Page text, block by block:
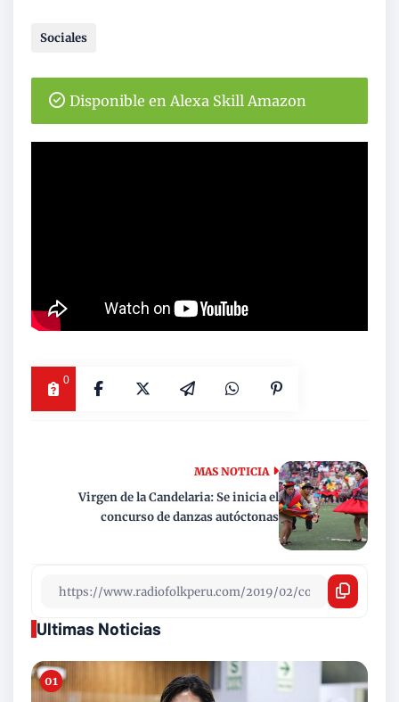
Sociales
Disponible en Alexa Skill Amazon
0
MAS NOTICIA
Virgen de la Candelaria: Se inicia el
concurso de danzas autóctonas
Ultimas Noticias